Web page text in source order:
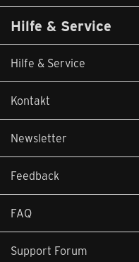
Hilfe & Service
Hilfe & Service
Kontakt
Newsletter
Feedback
FAQ
Support Forum